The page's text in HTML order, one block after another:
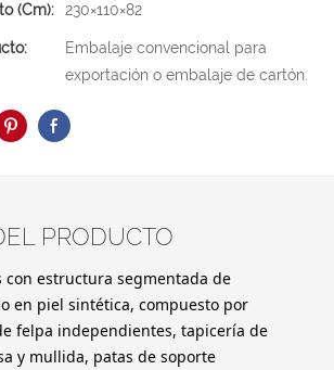
(cm):
230×110×82
Embalaje convencional para
exportación o embalaje de cartón.
PRODUCTO
con estructura segmentada de
en piel sintética, compuesto por
felpa independientes, tapicería de
y mullida, patas de soporte